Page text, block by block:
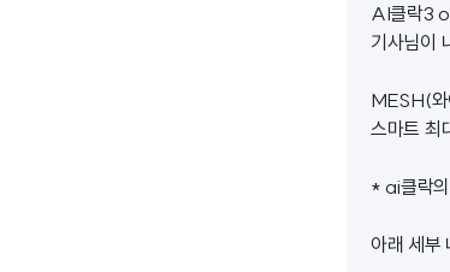
AI클락3
기사님이
MESH(와
스마트 최
* ai클락
아래 세부